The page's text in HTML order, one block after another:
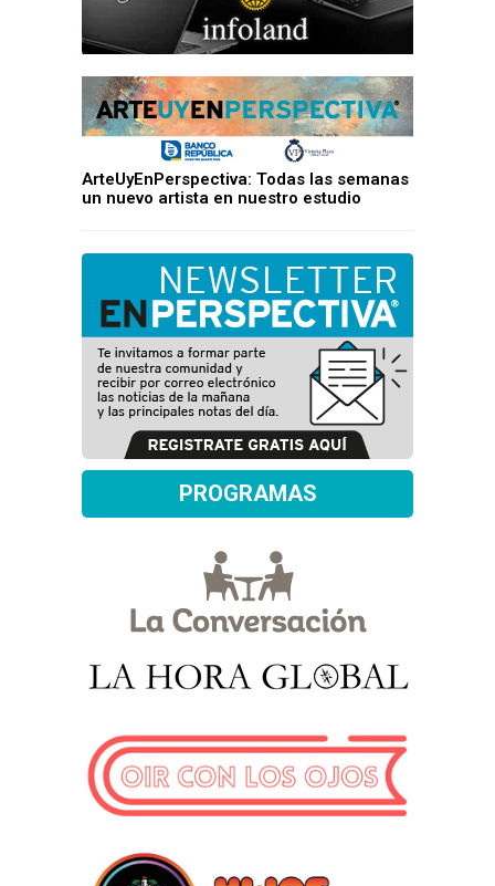
ArteUyEnPerspectiva: Todas las semanas
un nuevo artista en nuestro estudio
PROGRAMAS